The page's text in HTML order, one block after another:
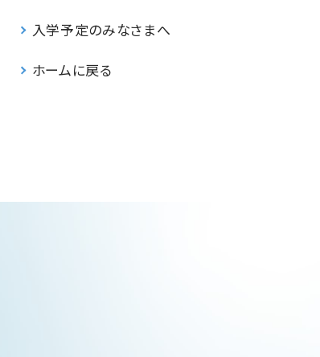
入学予定のみなさまへ
ホームに戻る